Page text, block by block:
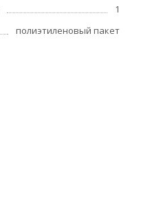
1
полиэтиленовый пакет